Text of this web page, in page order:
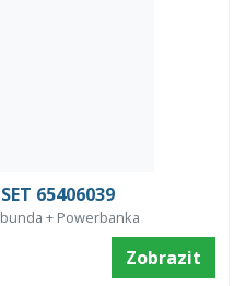
65406039
bunda + Powerbanka
Zobrazit